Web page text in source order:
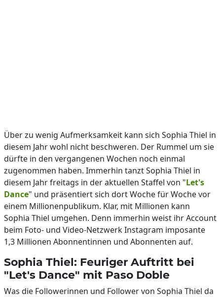
Über zu wenig Aufmerksamkeit kann sich Sophia Thiel in
diesem Jahr wohl nicht beschweren. Der Rummel um sie
dürfte in den vergangenen Wochen noch einmal
zugenommen haben. Immerhin tanzt Sophia Thiel in
diesem Jahr freitags in der aktuellen Staffel von "Let's
Dance" und präsentiert sich dort Woche für Woche vor
einem Millionenpublikum. Klar, mit Millionen kann
Sophia Thiel umgehen. Denn immerhin weist ihr Account
beim Foto- und Video-Netzwerk Instagram imposante
1,3 Millionen Abonnentinnen und Abonnenten auf.
Sophia Thiel: Feuriger Auftritt bei
"Let's Dance" mit Paso Doble
Was die Followerinnen und Follower von Sophia Thiel da